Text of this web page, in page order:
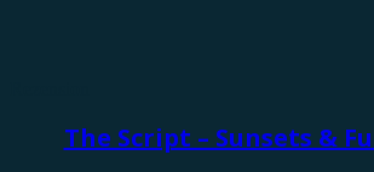
The Script – Sunsets &